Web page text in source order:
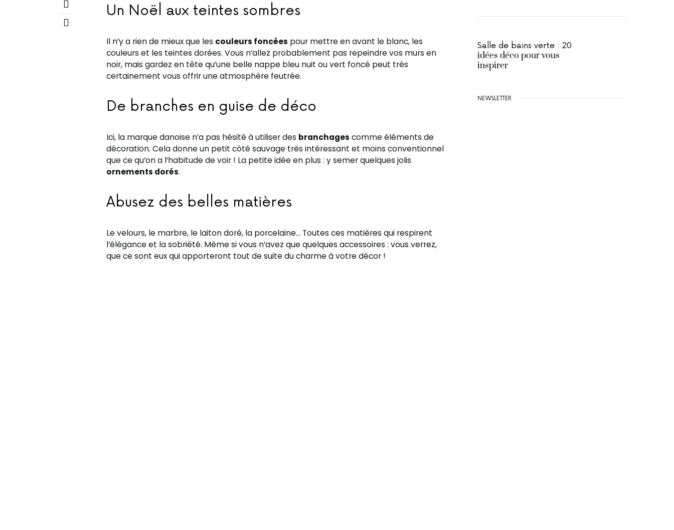
Un Noël aux teintes sombres
Il n’y a rien de mieux que les couleurs foncées pour mettre en avant le blanc, les
couleurs et les teintes dorées. Vous n’allez probablement pas repeindre vos murs en
noir, mais gardez en tête qu’une belle nappe bleu nuit ou vert foncé peut très
certainement vous offrir une atmosphère feutrée.
De branches en guise de déco
Ici, la marque danoise n’a pas hésité à utiliser des branchages comme éléments de
décoration. Cela donne un petit côté sauvage très intéressant et moins conventionnel
que ce qu’on a l’habitude de voir ! La petite idée en plus : y semer quelques jolis
ornements dorés.
Abusez des belles matières
Le velours, le marbre, le laiton doré, la porcelaine… Toutes ces matières qui respirent
l’élégance et la sobriété. Même si vous n’avez que quelques accessoires : vous verrez,
que ce sont eux qui apporteront tout de suite du charme à votre décor !
Salle de bains verte : 20
idées déco pour vous
inspirer
NEWSLETTER